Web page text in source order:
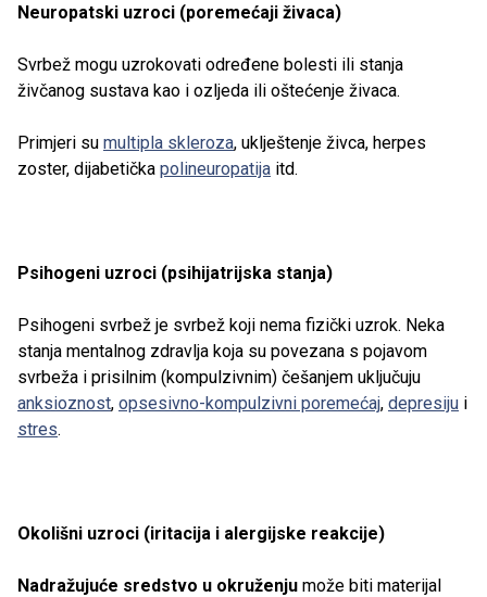
Neuropatski uzroci (poremećaji živaca)
Svrbež mogu uzrokovati određene bolesti ili stanja
živčanog sustava kao i ozljeda ili oštećenje živaca.
Primjeri su multipla skleroza, uklještenje živca, herpes
zoster, dijabetička polineuropatija itd.
Psihogeni uzroci (psihijatrijska stanja)
Psihogeni svrbež je svrbež koji nema fizički uzrok. Neka
stanja mentalnog zdravlja koja su povezana s pojavom
svrbeža i prisilnim (kompulzivnim) češanjem uključuju
anksioznost, opsesivno-kompulzivni poremećaj, depresiju i
stres.
Okolišni uzroci (iritacija i alergijske reakcije)
Nadražujuće sredstvo u okruženju može biti materijal